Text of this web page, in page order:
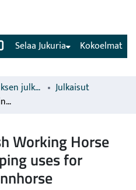
(current) Kokoelmat
Selaa Jukuria
Luonnonvarakeskuksen julkaisut
Julkaisut
Activities of Finnish Working Horse Society for developing uses for working type of Finnhorse
Working Horse
uses for